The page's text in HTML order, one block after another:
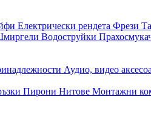
Електрически рендета Фрези
Водоструйки
Аудио, видео
Пирони Нитове Монтажни